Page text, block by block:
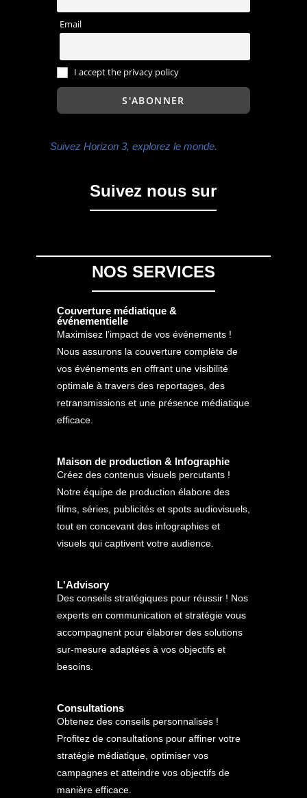
Email
I accept the privacy policy
Suivez Horizon 3, explorez le monde.
Suivez nous sur
NOS SERVICES
Couverture médiatique &
événementielle
Maximisez l’impact de vos événements !
Nous assurons la couverture complète de
vos événements en offrant une visibilité
optimale à travers des reportages, des
retransmissions et une présence médiatique
efficace.
Maison de production & Infographie
Créez des contenus visuels percutants !
Notre équipe de production élabore des
films, séries, publicités et spots audiovisuels,
tout en concevant des infographies et
visuels qui captivent votre audience.
L'Advisory
Des conseils stratégiques pour réussir ! Nos
experts en communication et stratégie vous
accompagnent pour élaborer des solutions
sur-mesure adaptées à vos objectifs et
besoins.
Consultations
Obtenez des conseils personnalisés !
Profitez de consultations pour affiner votre
stratégie médiatique, optimiser vos
campagnes et atteindre vos objectifs de
manière efficace.